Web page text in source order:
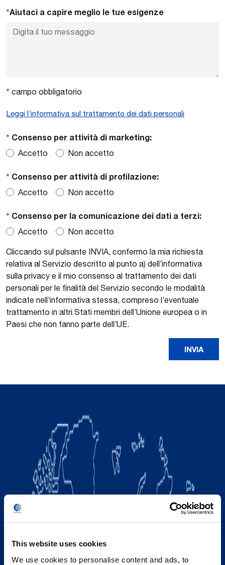
This website uses cookies
We use cookies to personalise content and ads, to
*Aiutaci a capire meglio le tue esigenze
* campo obbligatorio
Leggi l’informativa sul trattamento dei dati personali
* Consenso per attività di marketing:
Accetto Non accetto
* Consenso per attività di profilazione:
Accetto Non accetto
* Consenso per la comunicazione dei dati a terzi:
Accetto Non accetto
Cliccando sul pulsante INVIA, confermo la mia richiesta
relativa al Servizio descritto al punto a) dell’informativa
sulla privacy e il mio consenso al trattamento dei dati
personali per le finalità del Servizio secondo le modalità
indicate nell’informativa stessa, compreso l’eventuale
trattamento in altri Stati membri dell’Unione europea o in
Paesi che non fanno parte dell’UE.